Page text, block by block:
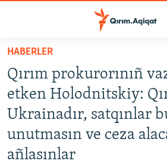
Esas
qaytmaq
Baş
navigatsiyağa
qaytmaq
Qıdıruvğa
qaytmaq
SİYASET
İQTİSADİYAT
CEMİYET
MEDENİYET
HABERLER
Qırım prokurorınıñ
etken Holodnitskiy:
Ukrainadır, satqınlar
unutmasın ve ceza
añlasınlar